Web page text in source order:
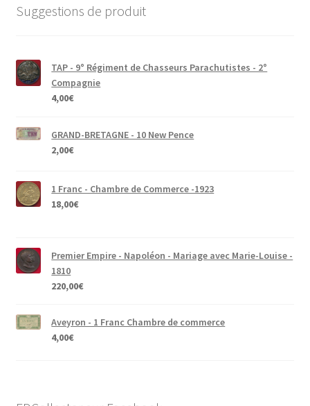
Suggestions de produit
TAP - 9° Régiment de Chasseurs Parachutistes - 2°
Compagnie
4,00€
GRAND-BRETAGNE - 10 New Pence
2,00€
1 Franc - Chambre de Commerce -1923
18,00€
Premier Empire - Napoléon - Mariage avec Marie-Louise -
1810
220,00€
Aveyron - 1 Franc Chambre de commerce
4,00€